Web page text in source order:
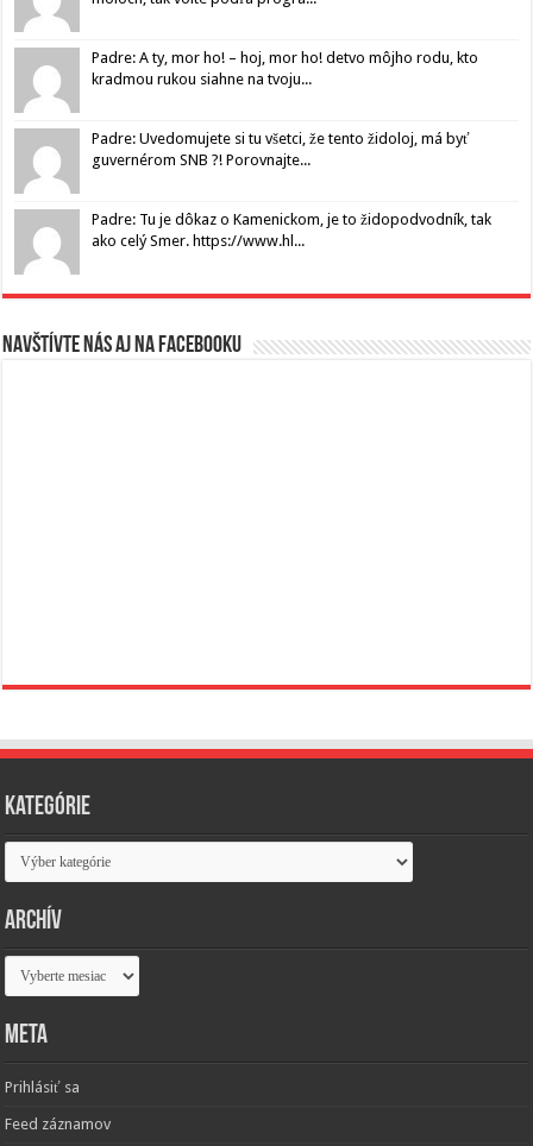
Padre: A ty, mor ho! – hoj, mor ho! detvo môjho rodu, kto
kradmou rukou siahne na tvoju...
Padre: Uvedomujete si tu všetci, že tento židoloj, má byť
guvernérom SNB ?! Porovnajte...
Padre: Tu je dôkaz o Kamenickom, je to židopodvodník, tak
ako celý Smer. https://www.hl...
Navštívte nás aj na Facebooku
Kategórie
Kategórie
Archív
Archív
Meta
Prihlásiť sa
Feed záznamov